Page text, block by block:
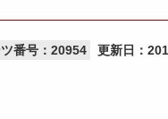
番号：20954 更新日：